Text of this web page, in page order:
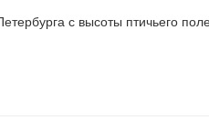
с высоты птичьего